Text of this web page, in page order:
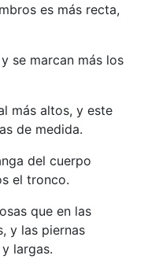
es más recta,
se marcan más los
más altos, y este
de medida.
del cuerpo
el tronco.
que en las
y las piernas
largas.